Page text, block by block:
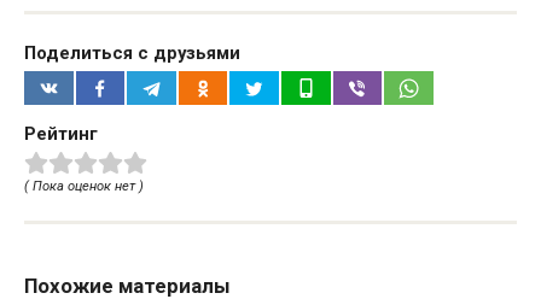
Поделиться с друзьями
Рейтинг
( Пока оценок нет )
Похожие материалы